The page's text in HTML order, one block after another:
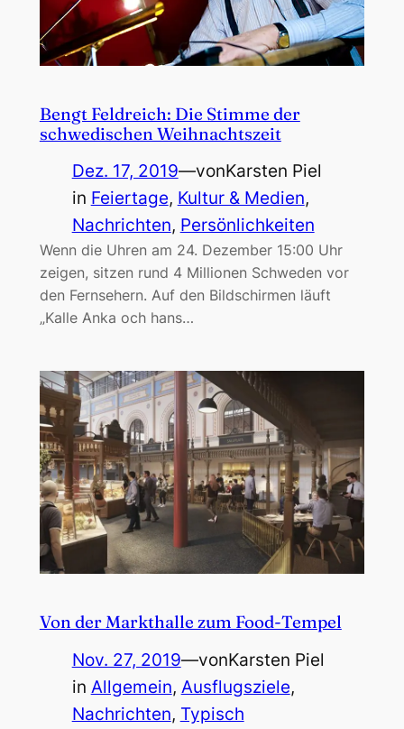
Bengt Feldreich: Die Stimme der
schwedischen Weihnachtszeit
Dez. 17, 2019—vonKarsten Piel
in Feiertage, Kultur & Medien
Nachrichten, Persönlichkeiten
Wenn die Uhren am 24. Dezember 15:00 Uhr
zeigen, sitzen rund 4 Millionen Schweden vor
den Fernsehern. Auf den Bildschirmen läuft
„Kalle Anka och hans…
Von der Markthalle zum Food-Tempel
Nov. 27, 2019—vonKarsten Piel
in Allgemein, Ausflugsziele
Nachrichten, Typisch